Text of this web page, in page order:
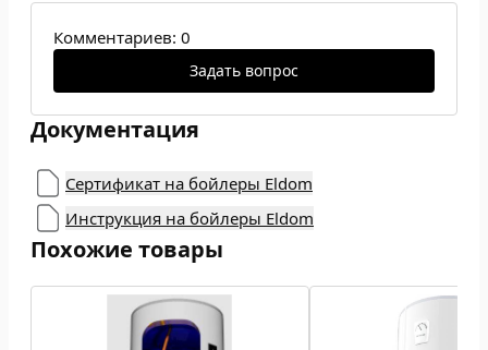
Комментариев: 0
Задать вопрос
Документация
Сертификат на бойлеры Eldom
Инструкция на бойлеры Eldom
Похожие товары